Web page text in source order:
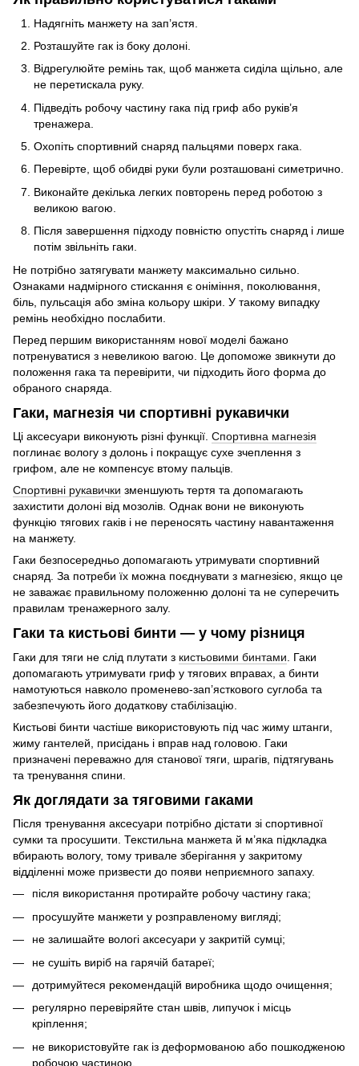
Надягніть манжету на зап’ястя.
Розташуйте гак із боку долоні.
Відрегулюйте ремінь так, щоб манжета сиділа щільно, але
не перетискала руку.
Підведіть робочу частину гака під гриф або руків’я
тренажера.
Охопіть спортивний снаряд пальцями поверх гака.
Перевірте, щоб обидві руки були розташовані симетрично.
Виконайте декілька легких повторень перед роботою з
великою вагою.
Після завершення підходу повністю опустіть снаряд і лише
потім звільніть гаки.
Не потрібно затягувати манжету максимально сильно.
Ознаками надмірного стискання є оніміння, поколювання,
біль, пульсація або зміна кольору шкіри. У такому випадку
ремінь необхідно послабити.
Перед першим використанням нової моделі бажано
потренуватися з невеликою вагою. Це допоможе звикнути до
положення гака та перевірити, чи підходить його форма до
обраного снаряда.
Гаки, магнезія чи спортивні рукавички
Ці аксесуари виконують різні функції. Спортивна магнезія
поглинає вологу з долонь і покращує сухе зчеплення з
грифом, але не компенсує втому пальців.
Спортивні рукавички зменшують тертя та допомагають
захистити долоні від мозолів. Однак вони не виконують
функцію тягових гаків і не переносять частину навантаження
на манжету.
Гаки безпосередньо допомагають утримувати спортивний
снаряд. За потреби їх можна поєднувати з магнезією, якщо це
не заважає правильному положенню долоні та не суперечить
правилам тренажерного залу.
Гаки та кистьові бинти — у чому різниця
Гаки для тяги не слід плутати з кистьовими бинтами . Гаки
допомагають утримувати гриф у тягових вправах, а бинти
намотуються навколо променево-зап’ясткового суглоба та
забезпечують його додаткову стабілізацію.
Кистьові бинти частіше використовують під час жиму штанги,
жиму гантелей, присідань і вправ над головою. Гаки
призначені переважно для станової тяги, шрагів, підтягувань
та тренування спини.
Як доглядати за тяговими гаками
Після тренування аксесуари потрібно дістати зі спортивної
сумки та просушити. Текстильна манжета й м’яка підкладка
вбирають вологу, тому тривале зберігання у закритому
відділенні може призвести до появи неприємного запаху.
після використання протирайте робочу частину гака;
просушуйте манжети у розправленому вигляді;
не залишайте вологі аксесуари у закритій сумці;
не сушіть виріб на гарячій батареї;
дотримуйтеся рекомендацій виробника щодо очищення;
регулярно перевіряйте стан швів, липучок і місць
кріплення;
не використовуйте гак із деформованою або пошкодженою
робочою частиною.